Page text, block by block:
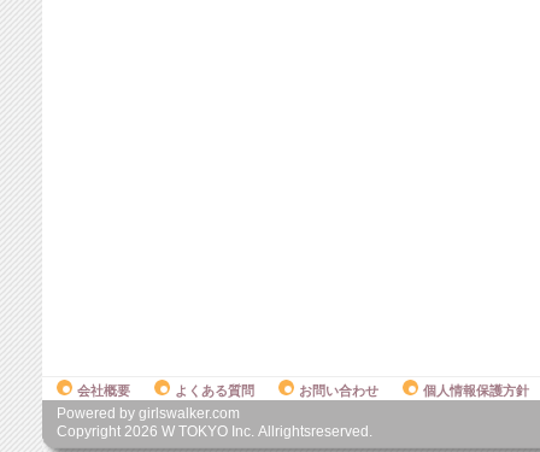
会社概要 よくある質問 お問い合わせ 個人情報保護方針
Powered by girlswalker.com
Copyright 2026 W TOKYO Inc. Allrightsreserved.